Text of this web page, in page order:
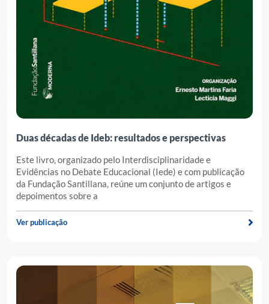
Duas décadas de Ideb: resultados e perspectivas
Este livro, organizado pelo Interdisciplinaridade e
Evidências no Debate Educacional (Iede) e com publicação
da Fundação Santillana, reúne um conjunto de artigos e
depoimentos sobre a
Ver publicação